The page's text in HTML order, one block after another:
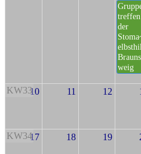
treffen
der
weig
KW3310 11 12
KW3417 18 19